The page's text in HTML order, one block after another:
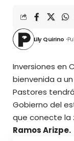
Lily Quirino
Inversiones en
bienvenida a
Pastores
Gobierno del
que conecte la
Ramos Arizpe.